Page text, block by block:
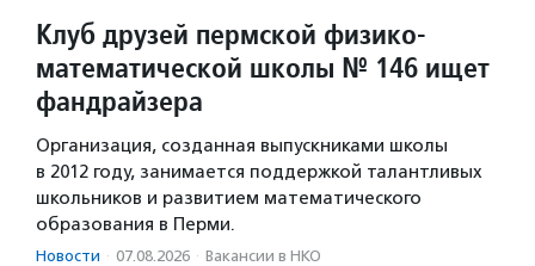
Клуб друзей пермской физико-
математической школы № 146 ищет
фандрайзера
Организация, созданная выпускниками школы
в 2012 году, занимается поддержкой талантливых
школьников и развитием математического
образования в Перми.
Новости · 07.08.2026 · Вакансии в НКО